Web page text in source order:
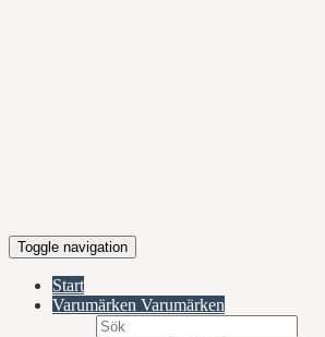
Toggle navigation
Start
Varumärken Varumärken